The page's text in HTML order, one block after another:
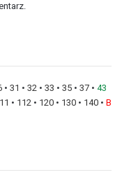
• 31 • 32 • 33 • 35 • 37 • 43
• 112 • 120 • 130 • 140 • B